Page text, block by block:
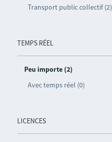
Transport public collectif (2)
TEMPS RÉEL
Peu importe (2)
Avec temps réel (0)
LICENCES